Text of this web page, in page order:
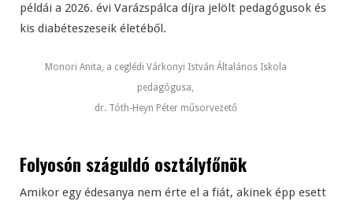
példái a 2026. évi Varázspálca díjra jelölt pedagógusok és
kis diabéteszeseik életéből.
Monori Anita, a ceglédi Várkonyi István Általános Iskola
pedagógusa,
dr. Tóth-Heyn Péter műsorvezető
Folyosón száguldó osztályfőnök
Amikor egy édesanya nem érte el a fiát, akinek épp esett